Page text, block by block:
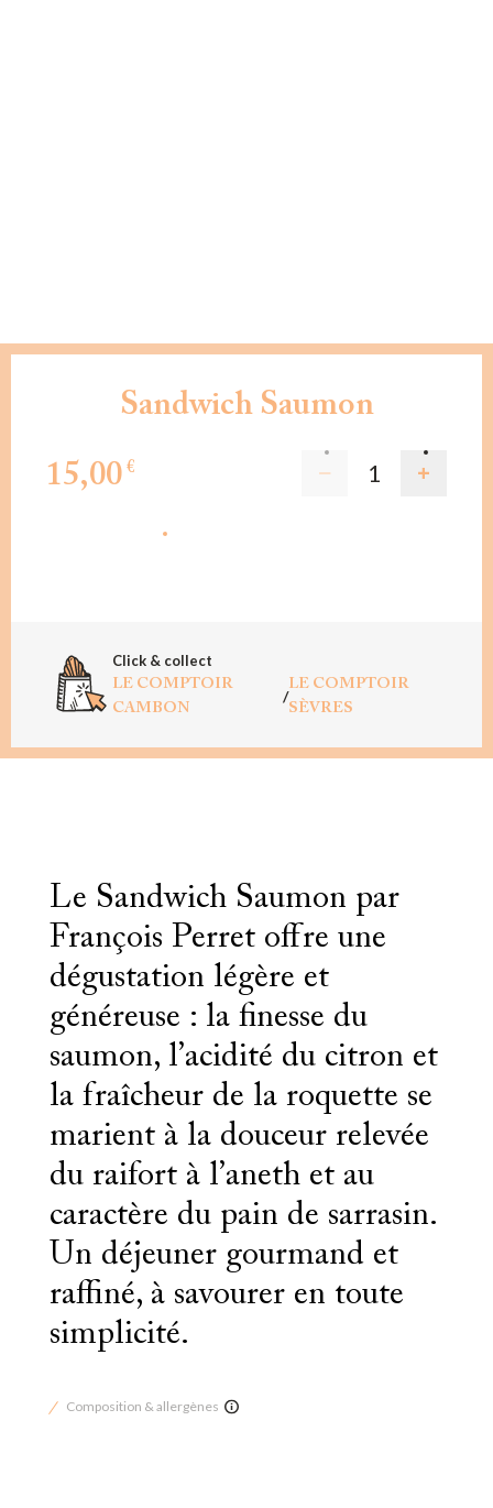
Sandwich Saumon
15,00 €
Click & collect
LE COMPTOIR
CAMBON
/
LE COMPTOIR
SÈVRES
Le Sandwich Saumon par
François Perret offre une
dégustation légère et
généreuse : la finesse du
saumon, l’acidité du citron et
la fraîcheur de la roquette se
marient à la douceur relevée
du raifort à l’aneth et au
caractère du pain de sarrasin.
Un déjeuner gourmand et
raffiné, à savourer en toute
simplicité.
Composition & allergènes